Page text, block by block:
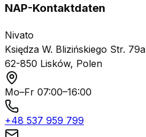
NAP-Kontaktdaten
Nivato
Księdza W. Blizińskiego Str. 79a
62-850 Lisków, Polen
Mo–Fr 07:00–16:00
+48 537 959 799